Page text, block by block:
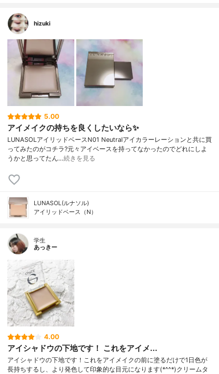
hizuki
5.00
アイメイクの持ちを良くしたいなら✨
LUNASOLアイリッドベースN01 Neutralアイカラーレーションと共に買
ってみたのがコチラ?元々アイベースを持ってなかったのでどれにしよ
うかと思ってたん…続きを見る
LUNASOL(ルナソル)
アイリッドベース（N）
学生
あっきー
4.00
アイシャドウの下地です！ これをアイメ...
アイシャドウの下地です！これをアイメイクの前に塗るだけで1日色が
長持ちするし、より発色して印象的な目元になります(*^^*)クリームタ